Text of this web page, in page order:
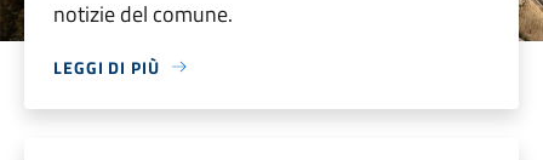
notizie del comune.
LEGGI DI PIÙ